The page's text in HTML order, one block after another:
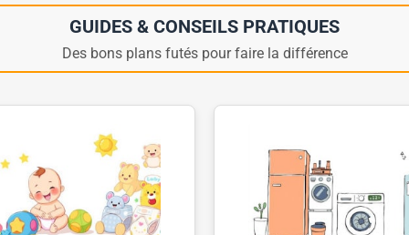
GUIDES & CONSEILS PRATIQUES
Des bons plans futés pour faire la différence